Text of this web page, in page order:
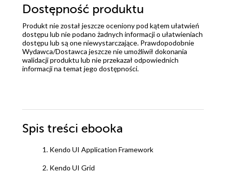
Dostępność produktu
Produkt nie został jeszcze oceniony pod kątem ułatwień
dostępu lub nie podano żadnych informacji o ułatwieniach
dostępu lub są one niewystarczające. Prawdopodobnie
Wydawca/Dostawca jeszcze nie umożliwił dokonania
walidacji produktu lub nie przekazał odpowiednich
informacji na temat jego dostępności.
Spis treści ebooka
1. Kendo UI Application Framework
2. Kendo UI Grid